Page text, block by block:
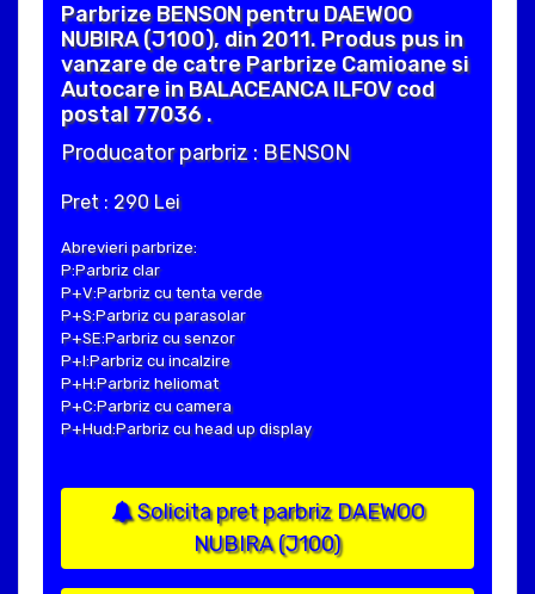
Parbrize BENSON pentru DAEWOO
NUBIRA (J100), din 2011. Produs pus in
vanzare de catre Parbrize Camioane si
Autocare in BALACEANCA ILFOV cod
postal 77036 .
Producator parbriz : BENSON
Pret : 290 Lei
Abrevieri parbrize:
P:Parbriz clar
P+V:Parbriz cu tenta verde
P+S:Parbriz cu parasolar
P+SE:Parbriz cu senzor
P+I:Parbriz cu incalzire
P+H:Parbriz heliomat
P+C:Parbriz cu camera
P+Hud:Parbriz cu head up display
Solicita pret parbriz DAEWOO
NUBIRA (J100)